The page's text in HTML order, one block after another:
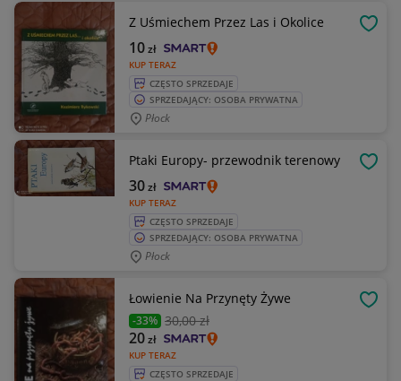
Z Uśmiechem Przez Las i Okolice
KUP TERAZ
10zł
CZĘSTO SPRZEDAJE
SPRZEDAJĄCY: OSOBA PRYWATNA
Płock
Ptaki Europy- przewodnik terenowy
KUP TERAZ
30zł
CZĘSTO SPRZEDAJE
SPRZEDAJĄCY: OSOBA PRYWATNA
Płock
Łowienie Na Przynęty Żywe
-33% 30,00 zł
KUP TERAZ
20zł
CZĘSTO SPRZEDAJE